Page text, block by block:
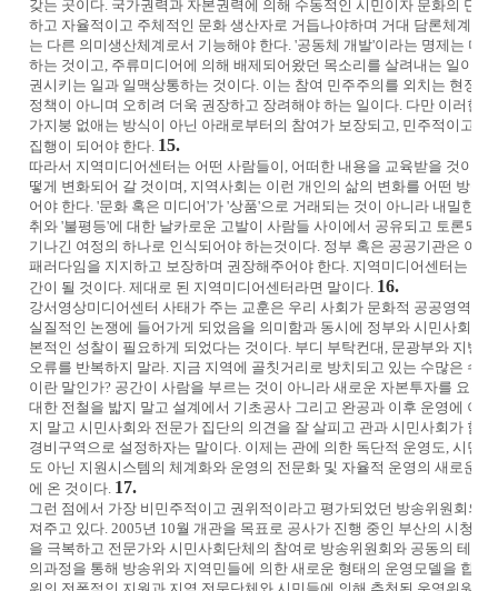
갖는 곳이다. 국가권력과 자본권력에 의해 수동적인 시민이자 문화의 단
하고 자율적이고 주체적인 문화 생산자로 거듭나야하며 거대 담론체계를
는 다른 의미생산체계로서 기능해야 한다. '공동체 개발'이라는 명제는 미
하는 것이고, 주류미디어에 의해 배제되어왔던 목소리를 살려내는 일이며
권시키는 일과 일맥상통하는 것이다. 이는 참여 민주주의를 외치는 현정
정책이 아니며 오히려 더욱 권장하고 장려해야 하는 일이다. 다만 이러한
가지붕 없애는 방식이 아닌 아래로부터의 참여가 보장되고, 민주적이고
집행이 되어야 한다. 15.
따라서 지역미디어센터는 어떤 사람들이, 어떠한 내용을 교육받을 것이며
떻게 변화되어 갈 것이며, 지역사회는 이런 개인의 삶의 변화를 어떤 방식
어야 한다. '문화 혹은 미디어'가 '상품'으로 거래되는 것이 아니라 내밀한 '
취와 '불평등'에 대한 날카로운 고발이 사람들 사이에서 공유되고 토론되
기나긴 여정의 하나로 인식되어야 하는것이다. 정부 혹은 공공기관은 이
패러다임을 지지하고 보장하며 권장해주어야 한다. 지역미디어센터는 이
간이 될 것이다. 제대로 된 지역미디어센터라면 말이다. 16.
강서영상미디어센터 사태가 주는 교훈은 우리 사회가 문화적 공공영역의
실질적인 논쟁에 들어가게 되었음을 의미함과 동시에 정부와 시민사회단
본적인 성찰이 필요하게 되었다는 것이다. 부디 부탁컨대, 문광부와 지방
오류를 반복하지 말라. 지금 지역에 골칫거리로 방치되고 있는 수많은 수
이란 말인가? 공간이 사람을 부르는 것이 아니라 새로운 자본투자를 요청
대한 전철을 밟지 말고 설계에서 기초공사 그리고 완공과 이후 운영에 이
지 말고 시민사회와 전문가 집단의 의견을 잘 살피고 관과 시민사회가 함
경비구역으로 설정하자는 말이다. 이제는 관에 의한 독단적 운영도, 시민
도 아닌 지원시스템의 체계화와 운영의 전문화 및 자율적 운영의 새로운
에 온 것이다. 17.
그런 점에서 가장 비민주적이고 권위적이라고 평가되었던 방송위원회의
져주고 있다. 2005년 10월 개관을 목표로 공사가 진행 중인 부산의 시청자
을 극복하고 전문가와 시민사회단체의 참여로 방송위원회와 공동의 테이
의과정을 통해 방송위와 지역민들에 의한 새로운 형태의 운영모델을 합의